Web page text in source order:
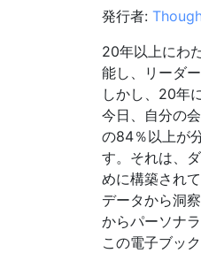
発行者:
20年以上にわ
能し、リーダ
しかし、20年
今日、自分の
の84％以上が
す。それは、
めに構築され
データから洞
からパーソナ
この電子ブッ